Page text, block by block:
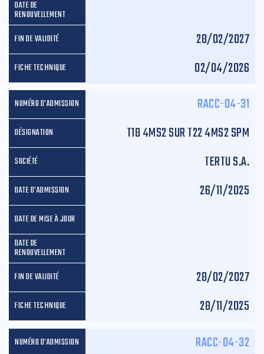
28/02/2027
02/04/2026
RACC-04-31
T18 4MS2 SUR T22 4MS2 SPM
TERTU S.A.
26/11/2025
28/02/2027
28/11/2025
RACC-04-32